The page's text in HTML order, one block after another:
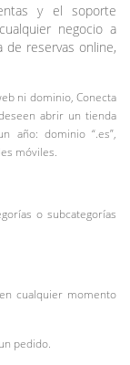
y el soporte
negocio a
reservas online,
ni dominio, Conecta
abrir un tienda
año: dominio “.es”,
móviles.
o subcategorías
cualquier momento
pedido.